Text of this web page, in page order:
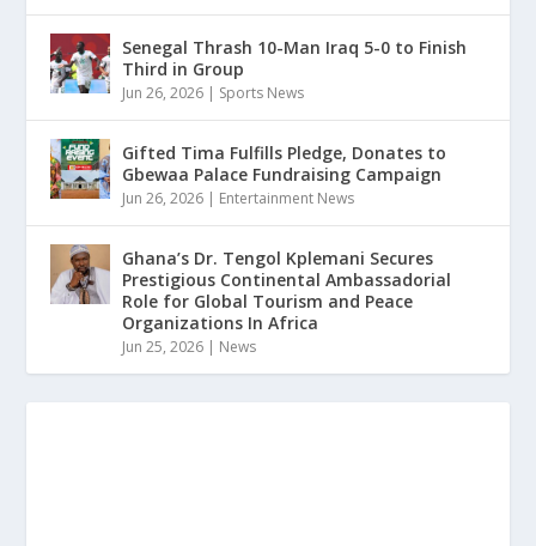
Senegal Thrash 10-Man Iraq 5-0 to Finish
Third in Group
Jun 26, 2026 | Sports News
Gifted Tima Fulfills Pledge, Donates to
Gbewaa Palace Fundraising Campaign
Jun 26, 2026 | Entertainment News
Ghana’s Dr. Tengol Kplemani Secures
Prestigious Continental Ambassadorial
Role for Global Tourism and Peace
Organizations In Africa
Jun 25, 2026 | News